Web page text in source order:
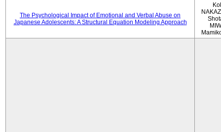
The Psychological Impact of Emotional and Verbal Abuse on
Japanese Adolescents: A Structural Equation Modeling Approach